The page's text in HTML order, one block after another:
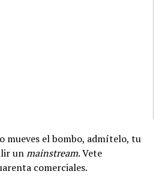
mueves el bombo, admítelo, tu
unmainstream. Vete
comerciales.